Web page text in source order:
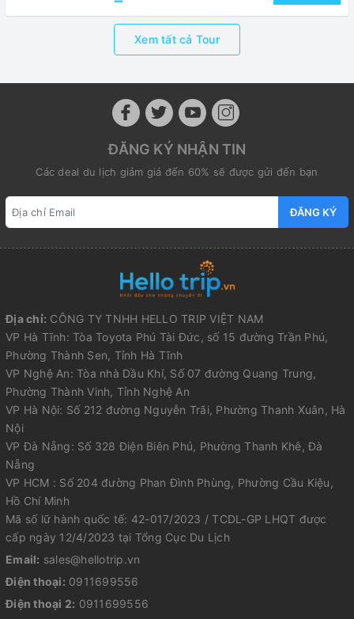
Xem tất cả Tour
ĐĂNG KÝ NHẬN TIN
Các deal du lịch giảm giá đến 60% sẽ được gửi đến bạn
ĐĂNG KÝ
Địa chỉ: CÔNG TY TNHH HELLO TRIP VIỆT NAM
VP Hà Tĩnh: Tòa Toyota Phú Tài Đức, số 15 đường Trần Phú,
Phường Thành Sen, Tỉnh Hà Tĩnh
VP Nghệ An: Tòa nhà Dầu Khí, Số 07 đường Quang Trung,
Phường Thành Vinh, Tỉnh Nghệ An
VP Hà Nội: Số 212 đường Nguyễn Trãi, Phường Thanh Xuân, Hà
Nội
VP Đà Nẵng: Số 328 Điện Biên Phủ, Phường Thanh Khê, Đà
Nẵng
VP HCM : Số 204 đường Phan Đình Phùng, Phường Cầu Kiệu,
Hồ Chí Minh
Mã số lữ hành quốc tế: 42-017/2023 / TCDL-GP LHQT được
cấp ngày 12/4/2023 tại Tổng Cục Du Lịch
Email: sales@hellotrip.vn
Điện thoại: 0911699556
Điện thoại 2: 0911699556